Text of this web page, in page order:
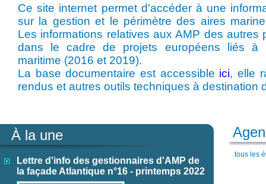
Ce site internet permet d'accéder à une
sur la gestion et le périmètre des aires
Les informations relatives aux AMP des autres
dans le cadre de projets européens liés à
maritime (2016 et 2019).
La base documentaire est accessible ici, elle
rendus et autres outils techniques à destination
À la une
Lettre d'info des gestionnaires d'AMP de
la façade Atlantique n°16 - printemps 2022
tous les